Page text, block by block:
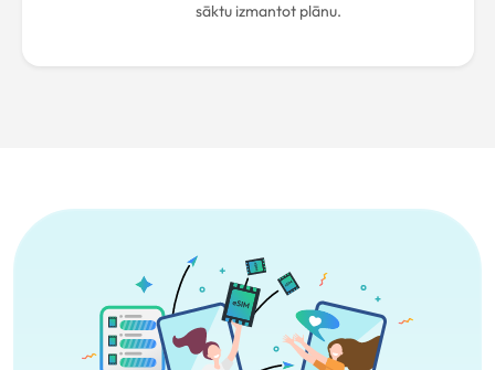
sāktu izmantot plānu.